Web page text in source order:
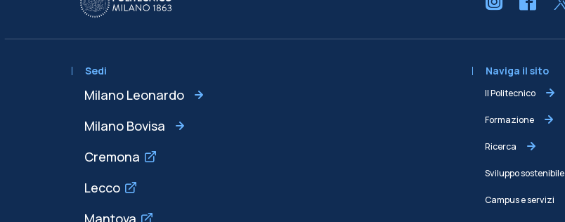
Sedi
Milano Leonardo
Milano Bovisa
Cremona
Lecco
Naviga il sito
Il Politecnico
Formazione
Ricerca
Sviluppo sostenibile
Campus e servizi